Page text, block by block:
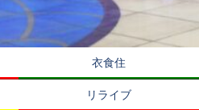
衣食住
リライブ